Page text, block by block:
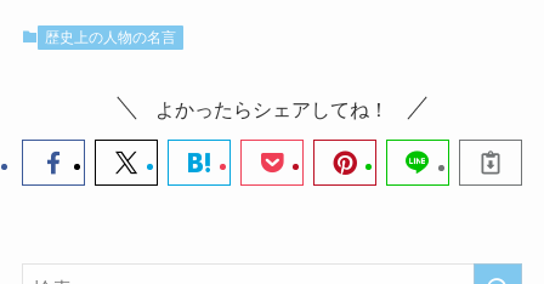
歴史上の人物の名言
よかったらシェアしてね！